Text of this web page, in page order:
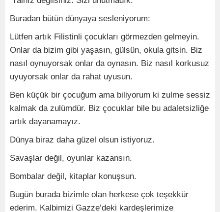
Buradan bütün dünyaya sesleniyorum:
Lütfen artık Filistinli çocukları görmezden gelmeyin.
Onlar da bizim gibi yaşasın, gülsün, okula gitsin. Biz
nasıl oynuyorsak onlar da oynasın. Biz nasıl korkusuz
uyuyorsak onlar da rahat uyusun.
Ben küçük bir çocuğum ama biliyorum ki zulme sessiz
kalmak da zulümdür. Biz çocuklar bile bu adaletsizliğe
artık dayanamayız.
Dünya biraz daha güzel olsun istiyoruz.
Savaşlar değil, oyunlar kazansın.
Bombalar değil, kitaplar konuşsun.
Bugün burada bizimle olan herkese çok teşekkür
ederim. Kalbimizi Gazze’deki kardeşlerimize